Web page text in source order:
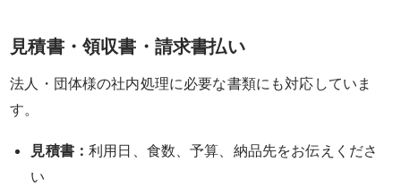
生
ー
見積書・領収書・請求書払い
法人・団体様の社内処理に必要な書類にも対応していま
す。
見積書：利用日、食数、予算、納品先をお伝えくださ
い